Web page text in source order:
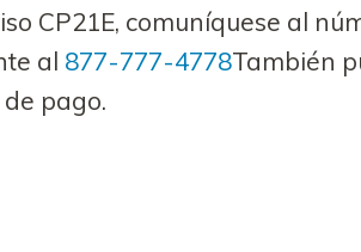
CP21E, comuníquese al
al 877-777-4778También
pago.